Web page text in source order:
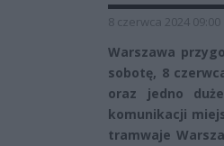
8 czerwca 2024 09:00
Warszawa
sobotę, 8
oraz jedno
komunikacji
tramwaje